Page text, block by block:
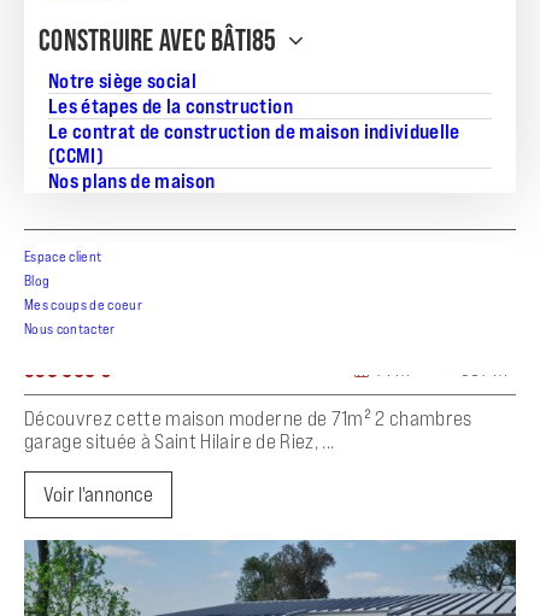
CONSTRUIRE AVEC BÂTI85
Notre siège social
Les étapes de la construction
Le contrat de construction de maison individuelle
(CCMI)
Nos plans de maison
Espace client
Blog
Mes coups de coeur
Nous contacter
Maison 71 m² à Saint Hilaire de Riez
335 000 € 71 m² 387 m²
Découvrez cette maison moderne de 71m² 2 chambres
garage située à Saint Hilaire de Riez, ...
Voir l'annonce